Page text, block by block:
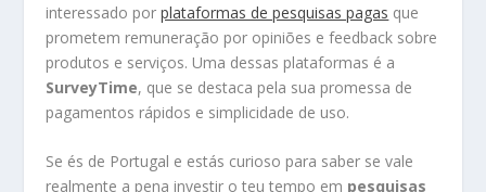
interessado porplataformas de pesquisas pagas que
prometem remuneração por opiniões e feedback sobre
produtos e serviços. Uma dessas plataformas é a
SurveyTime, que se destaca pela sua promessa de
pagamentos rápidos e simplicidade de uso.
Se és de Portugal e estás curioso para saber se vale
realmente a pena investir o teu tempo em pesquisas